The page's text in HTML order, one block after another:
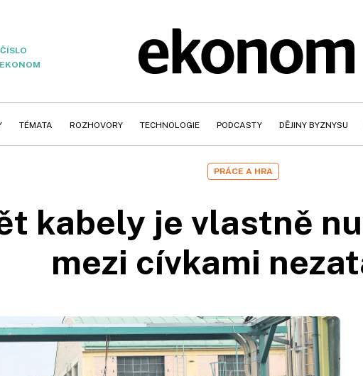
TÉMATA ROZHOVORY TECHNOLOGIE PODCASTY DĚJINY BYZNYSU
PRÁCE A HRA
kabely je vlastně
mezi cívkami